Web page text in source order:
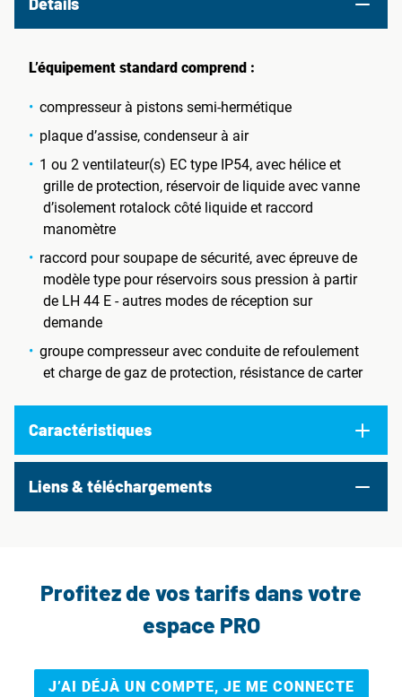
L’équipement standard comprend :
compresseur à pistons semi-hermétique
plaque d’assise, condenseur à air
1 ou 2 ventilateur(s) EC type IP54, avec hélice et
grille de protection, réservoir de liquide avec vanne
d’isolement rotalock côté liquide et raccord
manomètre
raccord pour soupape de sécurité, avec épreuve de
modèle type pour réservoirs sous pression à partir
de LH 44 E - autres modes de réception sur
demande
groupe compresseur avec conduite de refoulement
et charge de gaz de protection, résistance de carter
Caractéristiques
Liens & téléchargements
Profitez de vos tarifs dans votre
espace PRO
J’AI DÉJÀ UN COMPTE, JE ME CONNECTE